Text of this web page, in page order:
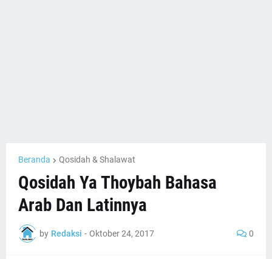
Beranda Qosidah & Shalawat
Qosidah Ya Thoybah Bahasa
Arab Dan Latinnya
by Redaksi - Oktober 24, 2017 0